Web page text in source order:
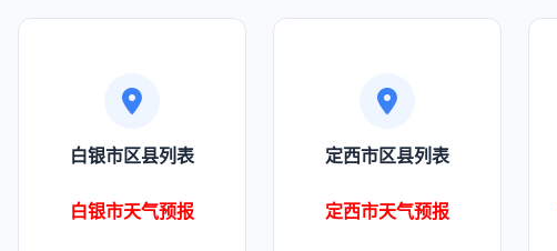
白银市区县列表
白银市天气预报
定西市区县列表
定西市天气预报